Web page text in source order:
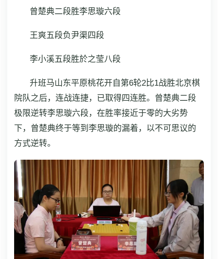
曾楚典二段胜李思璇六段
王爽五段负尹渠四段
李小溪五段胜於之莹八段
升班马山东平原桃花开自第6轮2比1战胜北京棋
院队之后，连战连捷，已取得四连胜。曾楚典二段
极限逆转李思璇六段，在胜率接近于零的大劣势
下，曾楚典终于等到李思璇的漏着，以不可思议的
方式逆转。